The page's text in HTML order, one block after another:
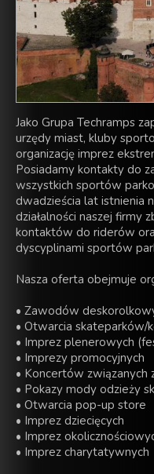
Jako Grupa Techramps
urzędy miast, kluby
organizację imprez
Posiadamy kontakty do
wszystkich sportów
dwadzieścia lat istnienia
działalności naszej firmy
kontaktów do riderów
dyscyplinami sportów
Nasza oferta obejmuje
• Zawodów
• Otwarcia
• Imprez plenerowych
• Imprezy promocyjnych
• Koncertów związanych
• Pokazy mody odzieży
• Otwarcia pop-up store
• Imprez dziecięcych
• Imprez
• Imprez charytatywnych